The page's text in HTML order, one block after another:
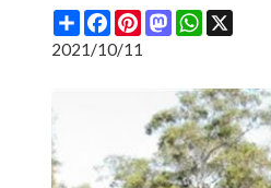
ShareFacebook
Pinterest
MastodonWhatsApp
X
2021/10/11